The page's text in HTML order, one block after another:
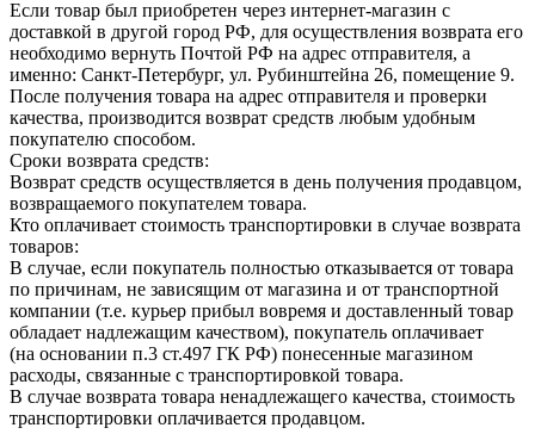
Если товар был приобретен через интернет-магазин с
доставкой в другой город РФ, для осуществления возврата его
необходимо вернуть Почтой РФ на адрес отправителя, а
именно: Санкт-Петербург, ул. Рубинштейна 26, помещение 9.
После получения товара на адрес отправителя и проверки
качества, производится возврат средств любым удобным
покупателю способом.
Сроки возврата средств:
Возврат средств осуществляется в день получения продавцом,
возвращаемого покупателем товара.
Кто оплачивает стоимость транспортировки в случае возврата
товаров:
В случае, если покупатель полностью отказывается от товара
по причинам, не зависящим от магазина и от транспортной
компании (т.е. курьер прибыл вовремя и доставленный товар
обладает надлежащим качеством), покупатель оплачивает
(на основании п.3 ст.497 ГК РФ) понесенные магазином
расходы, связанные с транспортировкой товара.
В случае возврата товара ненадлежащего качества, стоимость
транспортировки оплачивается продавцом.